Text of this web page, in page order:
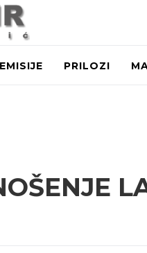
EMISIJE PRILOZI